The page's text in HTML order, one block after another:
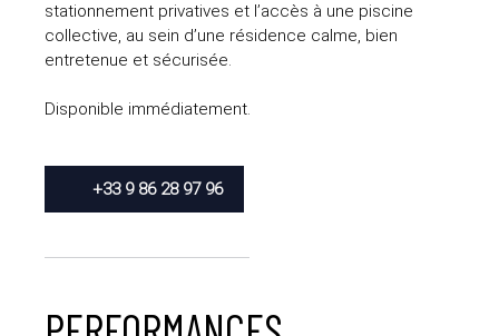
stationnement privatives et l’accès à une piscine
collective, au sein d’une résidence calme, bien
entretenue et sécurisée.
Disponible immédiatement.
+33 9 86 28 97 96